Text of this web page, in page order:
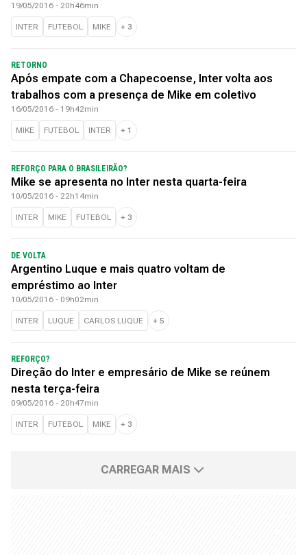
19/05/2016 - 20h46min
INTER FUTEBOL MIKE + 3
RETORNO
Após empate com a Chapecoense, Inter volta aos
trabalhos com a presença de Mike em coletivo
16/05/2016 - 19h42min
MIKE FUTEBOL INTER + 1
REFORÇO PARA O BRASILEIRÃO?
Mike se apresenta no Inter nesta quarta-feira
10/05/2016 - 22h14min
INTER MIKE FUTEBOL + 3
DE VOLTA
Argentino Luque e mais quatro voltam de
empréstimo ao Inter
10/05/2016 - 09h02min
INTER LUQUE CARLOS LUQUE + 5
REFORÇO?
Direção do Inter e empresário de Mike se reúnem
nesta terça-feira
09/05/2016 - 20h47min
INTER FUTEBOL MIKE + 3
CARREGAR MAIS